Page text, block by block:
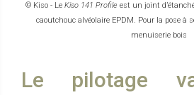
© Kiso - Le Kiso 141 Profile est un joint
caoutchouc alvéolaire EPDM. Pour la pose à
menuiserie bois
Le pilotage